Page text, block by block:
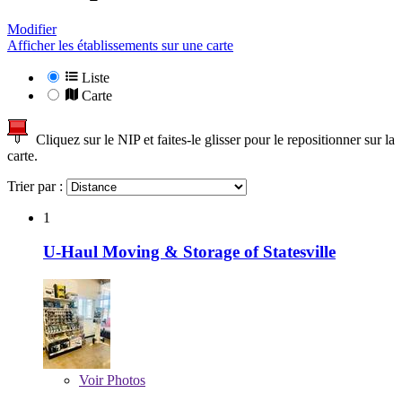
Modifier
Afficher les établissements sur une carte
Liste
Carte
Cliquez sur le NIP et faites-le glisser pour le repositionner sur la
carte.
Trier par :
1
U-Haul Moving & Storage of Statesville
VoirPhotos